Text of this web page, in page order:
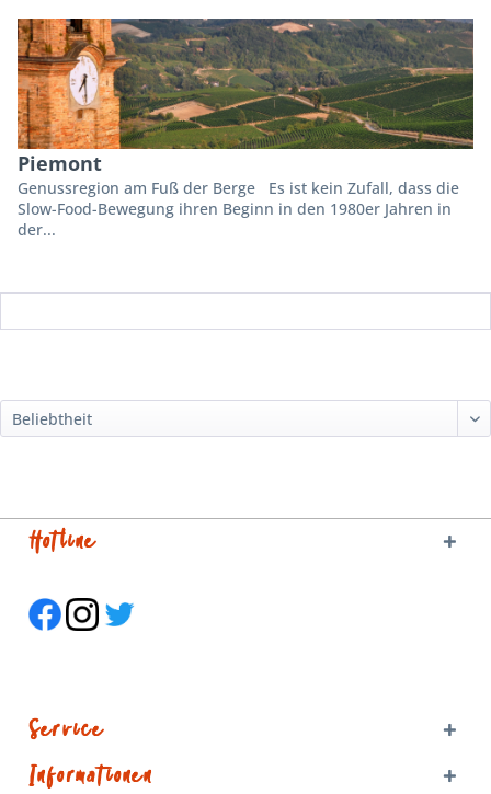
Piemont
Genussregion am Fuß der Berge Es ist kein Zufall, dass die
Slow-Food-Bewegung ihren Beginn in den 1980er Jahren in
der...
Hotline
Service
Informationen